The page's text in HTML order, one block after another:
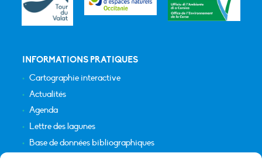
INFORMATIONS PRATIQUES
Cartographie interactive
Actualités
Agenda
Lettre des lagunes
Base de données bibliographiques